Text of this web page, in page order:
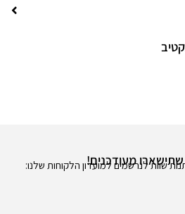
מעודכנים!
שוות לנרשמים למועדון הלקוחות שלנו: